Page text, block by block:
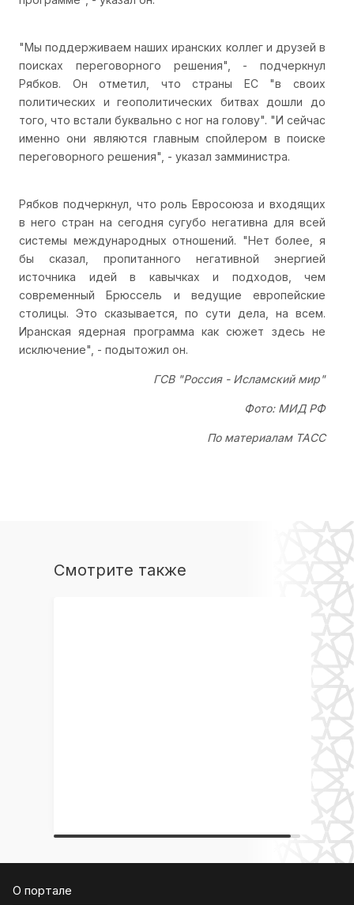
"Мы поддерживаем наших иранских коллег и друзей в
поисках переговорного решения", - подчеркнул
Рябков. Он отметил, что страны ЕС "в своих
политических и геополитических битвах дошли до
того, что встали буквально с ног на голову". "И сейчас
именно они являются главным спойлером в поиске
переговорного решения", - указал замминистра.
Рябков подчеркнул, что роль Евросоюза и входящих
в него стран на сегодня сугубо негативна для всей
системы международных отношений. "Нет более, я
бы сказал, пропитанного негативной энергией
источника идей в кавычках и подходов, чем
современный Брюссель и ведущие европейские
столицы. Это сказывается, по сути дела, на всем.
Иранская ядерная программа как сюжет здесь не
исключение", - подытожил он.
ГСВ "Россия - Исламский мир"
Фото: МИД РФ
По материалам ТАСС
Смотрите также
О портале